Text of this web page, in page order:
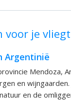
voor je vliegt
Argentinië
Mendoza,
en
en de